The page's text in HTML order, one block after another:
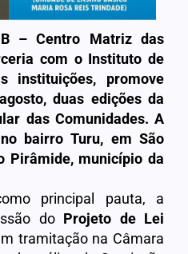
– Centro Matriz das
com o Instituto de
instituições, promove
duas edições da
das Comunidades. A
bairro Turu, em São
Pirâmide, município da
principal pauta, a
do Projeto de Lei
tramitação na Câmara